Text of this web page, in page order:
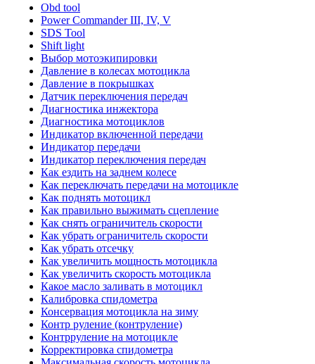
Obd tool
Power Commander III, IV, V
SDS Tool
Shift light
Выбор мотоэкипировки
Давление в колесах мотоцикла
Давление в покрышках
Датчик переключения передач
Диагностика инжектора
Диагностика мотоциклов
Индикатор включенной передачи
Индикатор передачи
Индикатор переключения передач
Как ездить на заднем колесе
Как переключать передачи на мотоцикле
Как поднять мотоцикл
Как правильно выжимать сцепление
Как снять ограничитель скорости
Как убрать ограничитель скорости
Как убрать отсечку
Как увеличить мощность мотоцикла
Как увеличить скорость мотоцикла
Какое масло заливать в мотоцикл
Калибровка спидометра
Консервация мотоцикла на зиму
Контр руление (контруление)
Контрруление на мотоцикле
Корректировка спидометра